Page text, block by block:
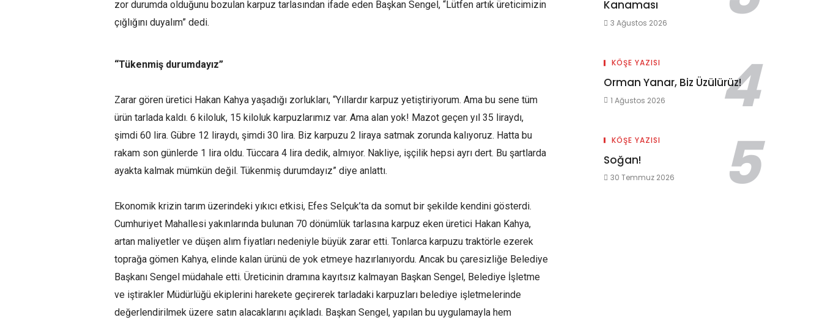
zor durumda olduğunu bozulan karpuz tarlasından ifade eden Başkan Sengel, “Lütfen artık üreticimizin
çığlığını duyalım” dedi.
“Tükenmiş durumdayız”
Zarar gören üretici Hakan Kahya yaşadığı zorlukları, “Yıllardır karpuz yetiştiriyorum. Ama bu sene tüm
ürün tarlada kaldı. 6 kiloluk, 15 kiloluk karpuzlarımız var. Ama alan yok! Mazot geçen yıl 35 liraydı,
şimdi 60 lira. Gübre 12 liraydı, şimdi 30 lira. Biz karpuzu 2 liraya satmak zorunda kalıyoruz. Hatta bu
rakam son günlerde 1 lira oldu. Tüccara 4 lira dedik, almıyor. Nakliye, işçilik hepsi ayrı dert. Bu şartlarda
ayakta kalmak mümkün değil. Tükenmiş durumdayız” diye anlattı.
Ekonomik krizin tarım üzerindeki yıkıcı etkisi, Efes Selçuk’ta da somut bir şekilde kendini gösterdi.
Cumhuriyet Mahallesi yakınlarında bulunan 70 dönümlük tarlasına karpuz eken üretici Hakan Kahya,
artan maliyetler ve düşen alım fiyatları nedeniyle büyük zarar etti. Tonlarca karpuzu traktörle ezerek
toprağa gömen Kahya, elinde kalan ürünü de yok etmeye hazırlanıyordu. Ancak bu çaresizliğe Belediye
Başkanı Sengel müdahale etti. Üreticinin dramına kayıtsız kalmayan Başkan Sengel, Belediye İşletme
ve iştirakler Müdürlüğü ekiplerini harekete geçirerek tarladaki karpuzları belediye işletmelerinde
değerlendirilmek üzere satın alacaklarını açıkladı. Başkan Sengel, yapılan bu uygulamayla hem
Kanaması
3 Ağustos 2026
KÖŞE YAZISI
Orman Yanar, Biz Üzülürüz!
1 Ağustos 2026
KÖŞE YAZISI
Soğan!
30 Temmuz 2026